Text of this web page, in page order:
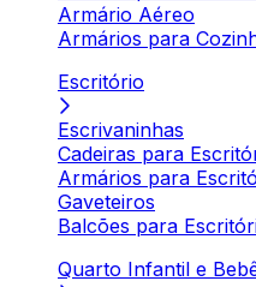
Armário Aéreo
Armários para
Escritório
Escrivaninhas
Cadeiras para
Armários para
Gaveteiros
Balcões para
Quarto Infantil e